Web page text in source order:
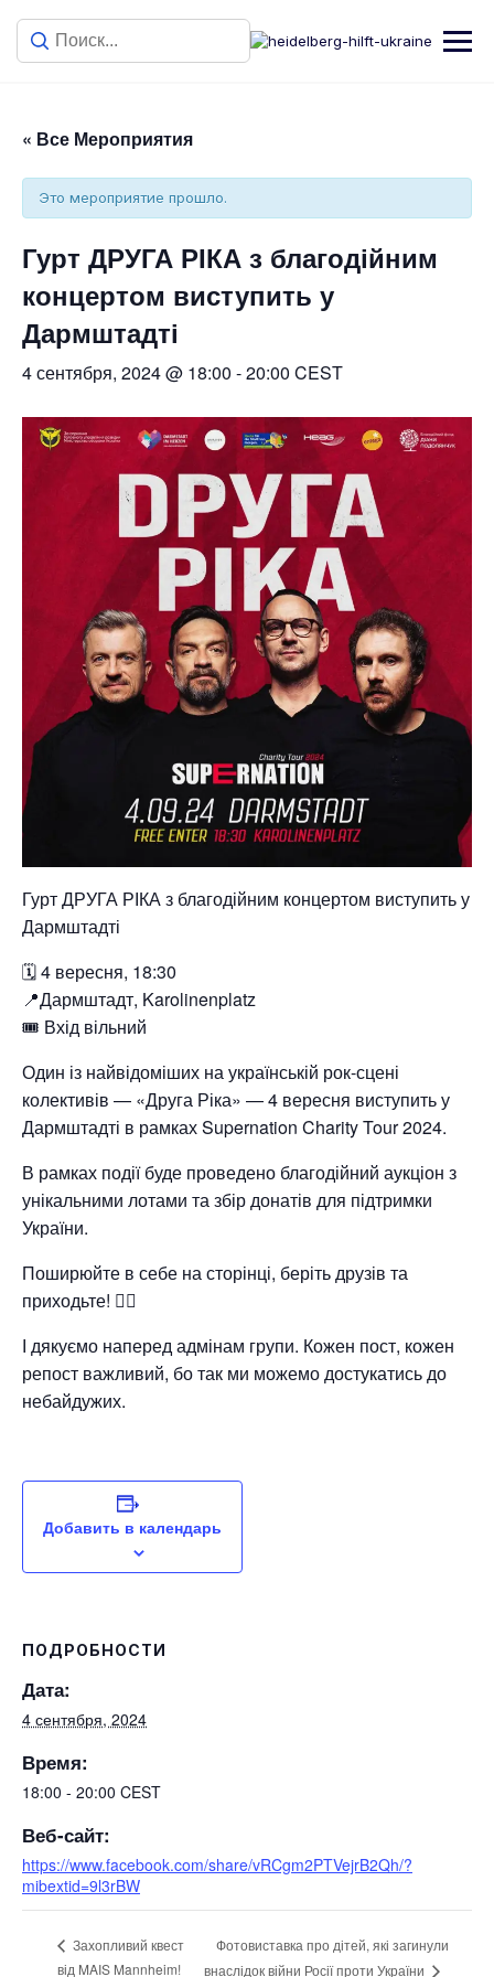
« Все Мероприятия
Это мероприятие прошло.
Гурт ДРУГА РІКА з благодійним
концертом виступить у
Дармштадті
4 сентября, 2024 @ 18:00 -20:00 CEST
Гурт ДРУГА РІКА з благодійним концертом виступить у
Дармштадті
🗓 4 вересня, 18:30
📍Дармштадт, Karolinenplatz
🎟 Вхід вільний
Один із найвідоміших на українській рок-сцені
колективів — «Друга Ріка» — 4 вересня виступить у
Дармштадті в рамках Supernation Charity Tour 2024.
В рамках події буде проведено благодійний аукціон з
унікальними лотами та збір донатів для підтримки
України.
Поширюйте в себе на сторінці, беріть друзів та
приходьте! ❤️‍🔥
І дякуємо наперед адмінам групи. Кожен пост, кожен
репост важливий, бо так ми можемо достукатись до
небайдужих.
Добавить в календарь
ПОДРОБНОСТИ
Дата:
4 сентября, 2024
Время:
18:00 - 20:00 CEST
Веб-сайт:
https://www.facebook.com/share/vRCgm2PTVejrB2Qh/?
mibextid=9l3rBW
Захопливий квест
від MAIS Mannheim!
Фотовиставка про дітей, які загинули
внаслідок війни Росії проти України